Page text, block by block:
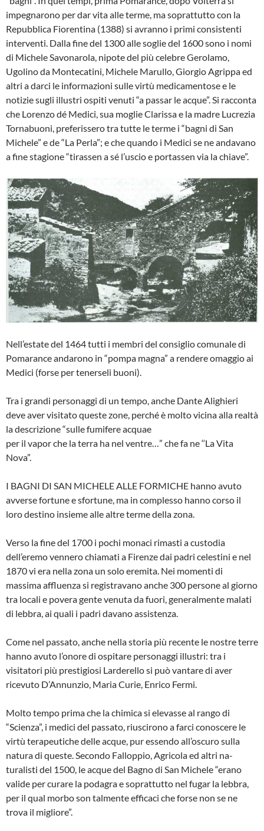
impegnarono per dar vita alle terme, ma soprattutto con la
Repubblica Fiorentina (1388) si avranno i primi con­sistenti
interventi. Dalla fine del 1300 alle soglie del 1600 so­no i nomi
di Michele Savonarola, nipote del più celebre Gerolamo,
Ugolino da Montecatini, Michele Marullo, Giorgio Agrippa ed
altri a darci le informazioni sul­le virtù medicamentose e le
notizie sugli illustri ospiti venuti “a passar le acque”. Si racconta
che Lorenzo dé Medici, sua moglie Clarissa e la madre Lucrezia
Tornabuoni, preferissero tra tutte le terme i “bagni di San
Michele” e de “La Perla”; e che quando i Medici se ne andavano
a fine stagione “tirassen a sé l’uscio e portassen via la chiave”.
Nell’estate del 1464 tutti i membri del con­siglio comunale di
Pomarance andarono in “pompa magna” a rendere omaggio ai
Medici (forse per tenerseli buoni).
Tra i grandi personaggi di un tempo, an­che Dante Alighieri
deve aver visitato que­ste zone, perché è molto vicina alla real­tà
la descrizione “sulle fumifere acquae
per il vapor che la terra ha nel ventre…” che fa ne ‘‘La Vita
Nova”.
I BAGNI DI SAN MICHELE ALLE FOR­MICHE hanno avuto
avverse fortune e sfortune, ma in complesso hanno corso il
loro destino insieme alle altre terme del­la zona.
Verso la fine del 1700 i pochi monaci ri­masti a custodia
dell’eremo vennero chia­mati a Firenze dai padri celestini e nel
1870 vi era nella zona un solo eremita. Nei momenti di
massima affluenza si re­gistravano anche 300 persone al giorno
tra locali e povera gente venuta da fuori, generalmente malati
di lebbra, ai quali i padri davano assistenza.
Come nel passato, anche nella storia più recente le nostre terre
hanno avuto l’o­nore di ospitare personaggi illustri: tra i
visitatori più prestigiosi Larderello si può vantare di aver
ricevuto D’Annunzio, Ma­ria Curie, Enrico Fermi.
Molto tempo prima che la chimica si ele­vasse al rango di
“Scienza”, i medici del passato, riuscirono a farci conoscere le
virtù terapeutiche delle acque, pur essen­do all’oscuro sulla
natura di queste. Secondo Falloppio, Agricola ed altri na­
turalisti del 1500, le acque del Bagno di San Michele “erano
valide per curare la podagra e soprattutto nel fugar la lebbra,
per il qual morbo son talmente efficaci che forse non se ne
trova il migliore”.